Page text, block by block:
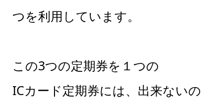
つを利用しています。
この3つの定期券を１つの
ICカード定期券には、出来ないの